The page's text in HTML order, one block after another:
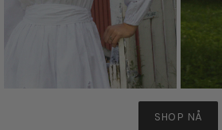
SHOP NÅ